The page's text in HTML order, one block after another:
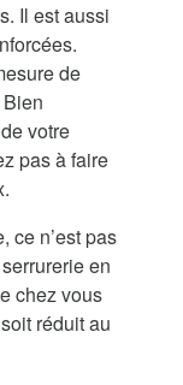
Il est aussi
de
votre
pas à faire
ce n’est pas
en
chez vous
réduit au